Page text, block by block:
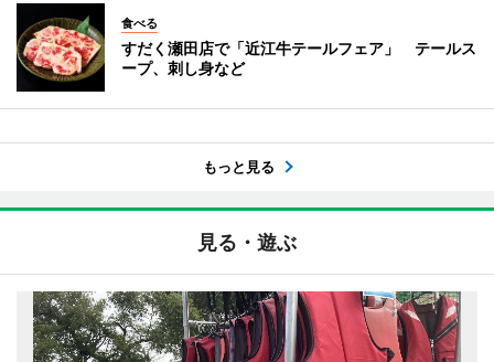
食べる
すだく瀬田店で「近江牛テールフェア」 テールス
ープ、刺し身など
もっと見る
見る・遊ぶ